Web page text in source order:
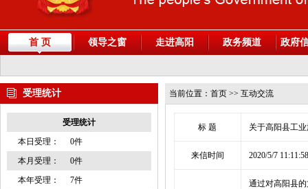
首 页 领导之窗 走进高阳 政务频道 政府
受理统计
受理统计
本日受理：
0件
本月受理：
0件
本年受理：
7件
当前位置： 首页 >> 互动交流
标 题 关于高阳县工
来信时间 2020/5/7 11:11:58
通过对高阳县